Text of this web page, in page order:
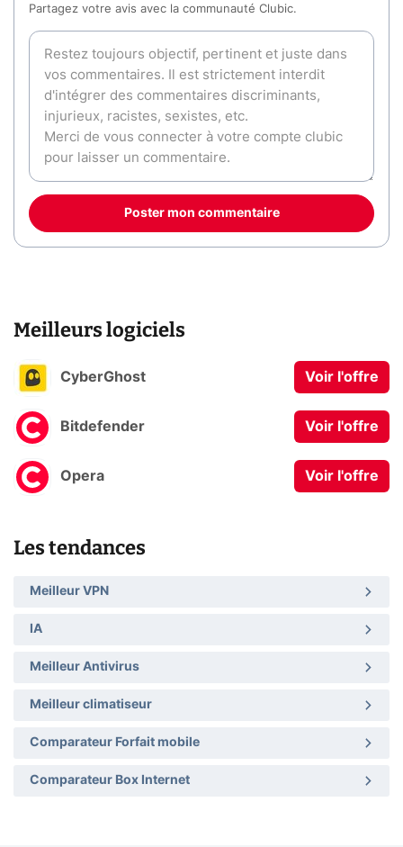
Partagez votre avis avec la communauté Clubic.
Poster mon commentaire
Meilleurs logiciels
CyberGhost Voir l'offre
Bitdefender Voir l'offre
Opera Voir l'offre
Les tendances
Meilleur VPN
IA
Meilleur Antivirus
Meilleur climatiseur
Comparateur Forfait mobile
Comparateur Box Internet